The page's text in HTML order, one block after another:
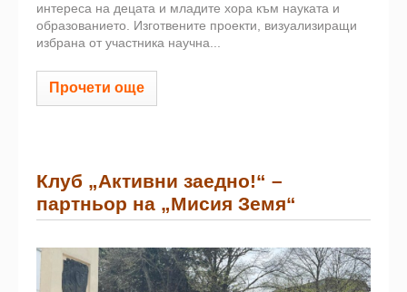
интереса на децата и младите хора към науката и
образованието. Изготвените проекти, визуализиращи
избрана от участника научна...
Прочети още
Клуб „Активни заедно!“ –
партньор на „Мисия Земя“